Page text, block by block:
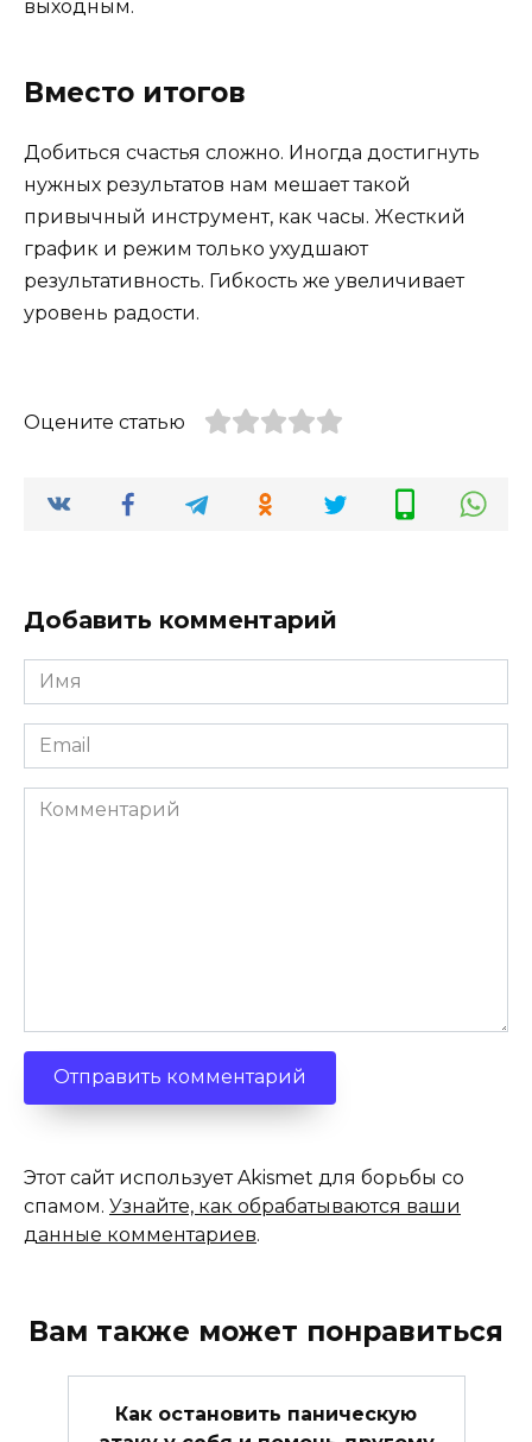
выходным.
Вместо итогов
Добиться счастья сложно. Иногда достигнуть
нужных результатов нам мешает такой
привычный инструмент, как часы. Жесткий
график и режим только ухудшают
результативность. Гибкость же увеличивает
уровень радости.
Оцените статью
Добавить комментарий
Имя
*
Email
*
Комментарий
Этот сайт использует Akismet для борьбы со
спамом. Узнайте, как обрабатываются ваши
данные комментариев.
Вам также может понравиться
Как остановить паническую